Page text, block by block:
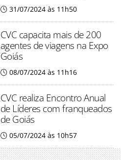
31/07/2024 às 11h50
CVC capacita mais de 200
agentes de viagens na Expo
Goiás
08/07/2024 às 11h16
CVC realiza Encontro Anual
de Líderes com franqueados
de Goiás
05/07/2024 às 10h57